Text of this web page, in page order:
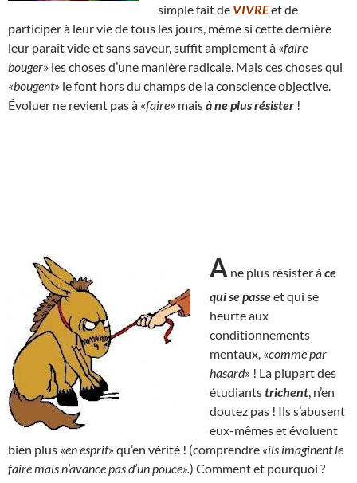
simple fait de VIVREet de
participer à leur vie de tous les jours, même si cette dernière
leur parait vide et sans saveur, suffit amplement à «faire
bouger» les choses d’une manière radicale. Mais ces choses qui
«bougent» le font hors du champs de la conscience objective.
Évoluer ne revient pas à «faire» maisà ne plus résister !
A ne plus résister àce
qui se passeet qui se
heurte aux
conditionnements
mentaux, «comme par
hasard» ! La plupart des
étudiantstrichent , n’en
doutez pas ! Ils s’abusent
eux-mêmes et évoluent
bien plus «en esprit» qu’en vérité ! (comprendre «ils imaginent le
faire mais n’avance pas d’un pouce».) Comment et pourquoi ?